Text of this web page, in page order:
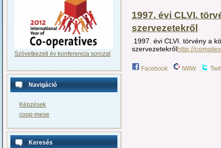
Szövetkezeti év konferencia sorozat
Navigáció
Képzések
coop-mese
Keresés
1997. évi CLVI.
szervezetekről
1997. évi CLVI. törvény a
szervezetekrőlhttp://
Facebook IWIW